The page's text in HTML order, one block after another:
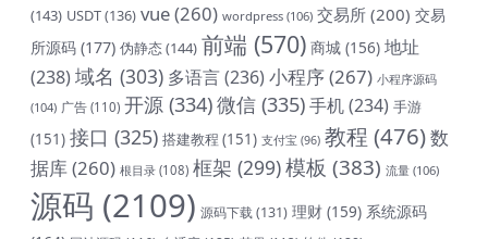
(143) USDT(136) vue(260) wordpress (106) 交易所 (200) 交易
所源码 (177) 伪静态(144) 前端 (570) 商城 (156) 地址
(238)域名 (303) 多语言(236) 小程序(267) 小程序源码
(104) 广告 (110) 开源 (334)微信 (335)手机(234) 手游
(151) 接口 (325) 搭建教程 (151) 支付宝 (96) 教程 (476)数
据库(260) 根目录 (108) 框架 (299)模板 (383) 流量 (106)
源码 (2109) 源码下载(131) 理财 (159) 系统源码